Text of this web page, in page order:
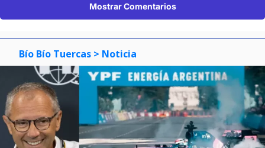
Mostrar Comentarios
Bío Bío Tuercas > Noticia